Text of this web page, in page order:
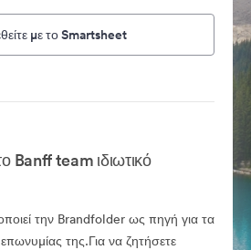
με το Smartsheet
Banff team ιδιωτικό
την Brandfolder ως πηγή για τα
της.Για να ζητήσετε